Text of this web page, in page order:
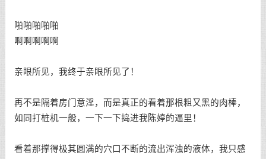
啪啪啪啪啪
啊啊啊啊啊
亲眼所见，我终于亲眼所见了！
再不是隔着房门意淫，而是真正的看着那根粗又黑的肉棒，
如同打桩机一般，一下一下捣进我陈婷的逼里！
看着那撑得极其圆满的穴口不断的流出浑浊的液体，我只感